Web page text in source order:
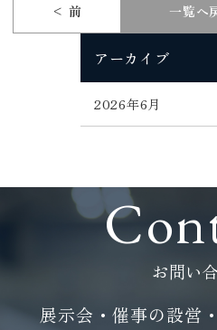
< 前 一覧へ
アーカイブ
2026年6月
お問い
展示会・催事の設営